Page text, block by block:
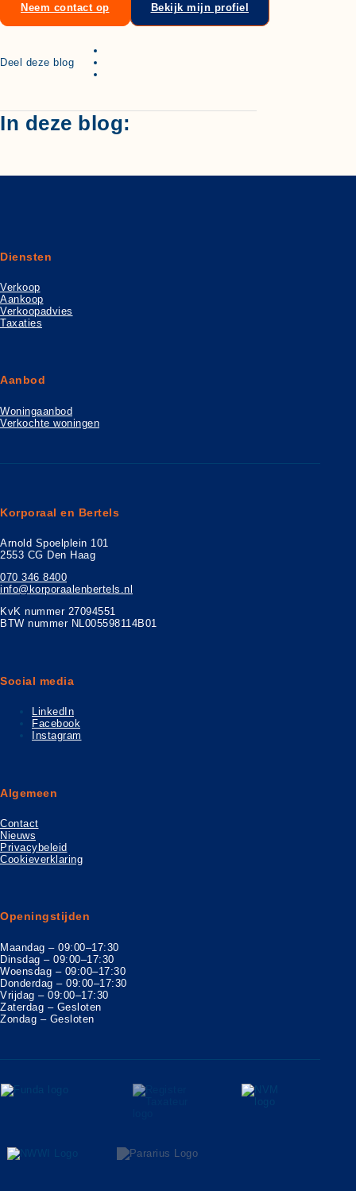
Neem contact op
Bekijk mijn profiel
Deel deze blog
In deze blog:
Diensten
Verkoop
Aankoop
Verkoopadvies
Taxaties
Aanbod
Woningaanbod
Verkochte woningen
Korporaal en Bertels
Arnold Spoelplein 101
2553 CG Den Haag
070 346 8400
info@korporaalenbertels.nl
KvK nummer 27094551
BTW nummer NL005598114B01
Social media
LinkedIn
Facebook
Instagram
Algemeen
Contact
Nieuws
Privacybeleid
Cookieverklaring
Openingstijden
Maandag – 09:00–17:30
Dinsdag – 09:00–17:30
Woensdag – 09:00–17:30
Donderdag – 09:00–17:30
Vrijdag – 09:00–17:30
Zaterdag – Gesloten
Zondag – Gesloten